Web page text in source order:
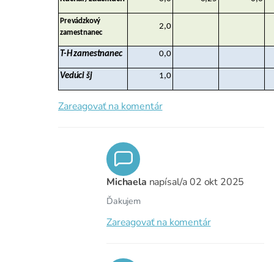
Prevádzkový
zamestnanec
2,0
T-H zamestnanec 0,0
Vedúci šj 1,0
Zareagovať na komentár
Michaela napísal/a02 okt 2025
Ďakujem
Zareagovať na komentár